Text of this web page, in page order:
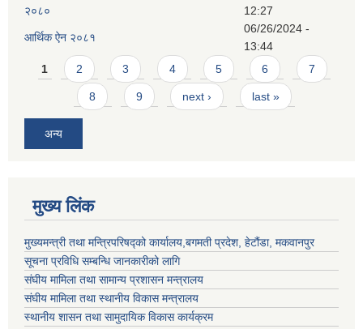
२०८०
12:27
आर्थिक ऐन २०८१
06/26/2024 -
13:44
Pages
1 2 3 4 5 6 7
8 9 next › last »
अन्य
मुख्य लिंक
मुख्यमन्त्री तथा मन्त्रिपरिषद्को कार्यालय,बगमती प्रदेश, हेटौंडा, मकवानपुर
सूचना प्रविधि सम्बन्धि जानकारीको लागि
संघीय मामिला तथा सामान्य प्रशासन मन्त्रालय
संघीय मामिला तथा स्थानीय विकास मन्त्रालय
स्थानीय शासन तथा सामुदायिक विकास कार्यक्रम